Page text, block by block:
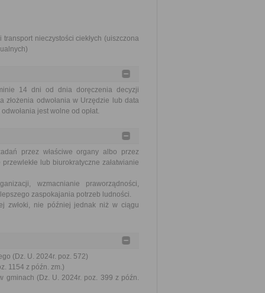
nieczystości ciekłych (uiszczona
14 dni od dnia doręczenia decyzji
złożenia odwołania w Urzędzie lub data
jest wolne od opłat.
przez właściwe organy albo przez
lub biurokratyczne załatwianie
wzmacnianie praworządności,
zaspokajania potrzeb ludności.
zwłoki, nie później jednak niż w ciągu
(Dz. U. 2024r. poz. 572)
1154 z późn. zm.)
gminach (Dz. U. 2024r. poz. 399 z późn.